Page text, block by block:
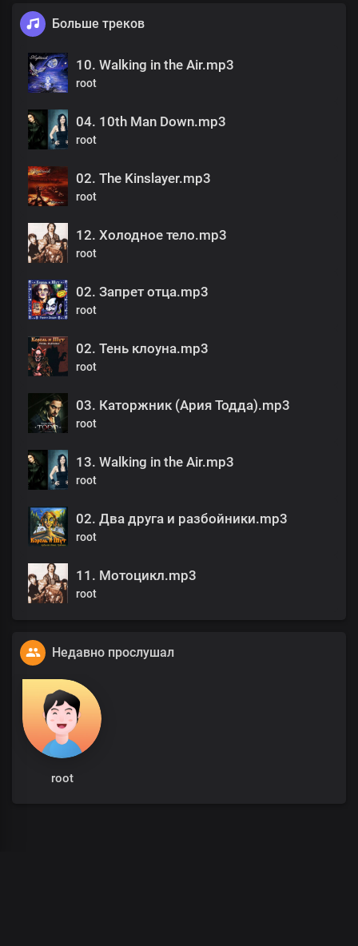
Больше треков
10. Walking in the Air.mp3
root
04. 10th Man Down.mp3
root
02. The Kinslayer.mp3
root
12. Холодное тело.mp3
root
02. Запрет отца.mp3
root
02. Тень клоуна.mp3
root
03. Каторжник (Ария Тодда).mp3
root
13. Walking in the Air.mp3
root
02. Два друга и разбойники.mp3
root
11. Мотоцикл.mp3
root
Недавно прослушал
root